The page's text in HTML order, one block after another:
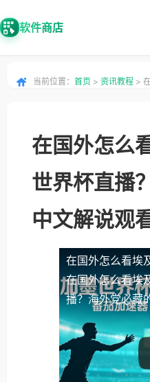
软件商店
当前位置： 首页 > 资讯教程 >
在国外怎么
世界杯直播
中文解说观
在国外怎么看埃
在国外怎么看埃
播？海外党必藏